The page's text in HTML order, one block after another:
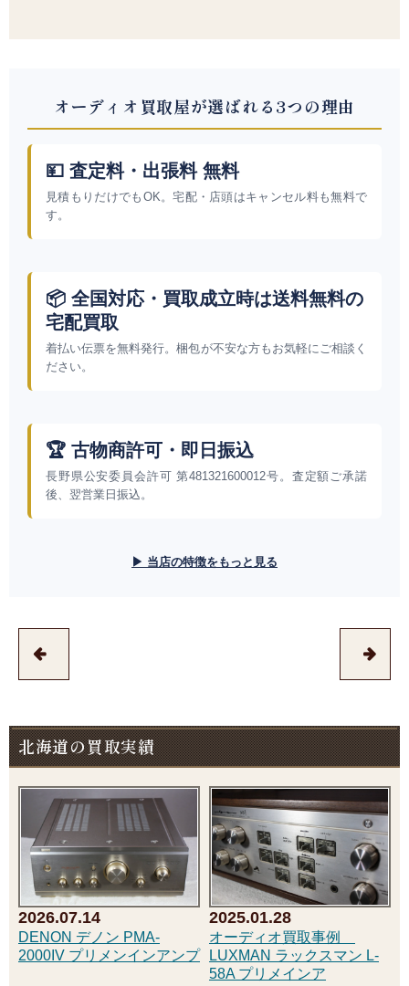
オーディオ買取屋が選ばれる3つの理由
💴 査定料・出張料 無料
見積もりだけでもOK。宅配・店頭はキャンセル料も無料で
す。
📦 全国対応・買取成立時は送料無料の
宅配買取
着払い伝票を無料発行。梱包が不安な方もお気軽にご相談く
ださい。
🏆 古物商許可・即日振込
長野県公安委員会許可 第481321600012号。査定額ご承諾
後、翌営業日振込。
▶ 当店の特徴をもっと見る
北海道の買取実績
2026.07.14
DENON デノン PMA-
2000IV プリメンインアンプ
2025.01.28
オーディオ買取事例
LUXMAN ラックスマン L-
58A プリメインア